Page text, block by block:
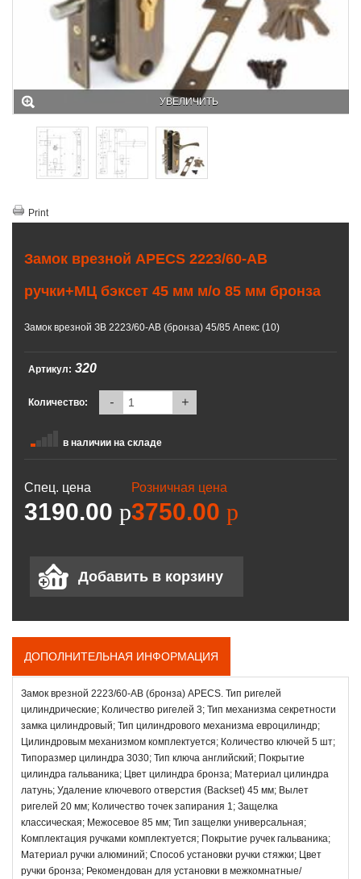
УВЕЛИЧИТЬ
Print
Замок врезной APECS 2223/60-AB
ручки+МЦ бэксет 45 мм м/о 85 мм бронза
Замок врезной ЗВ 2223/60-AB (бронза) 45/85 Апекс (10)
Артикул: 320
Количество: - +
в наличии на складе
Спец. цена
3190.00 p
Розничная цена
3750.00 p
ДОПОЛНИТЕЛЬНАЯ ИНФОРМАЦИЯ
Замок врезной 2223/60-АВ (бронза) APECS. Тип ригелей
цилиндрические; Количество ригелей 3; Тип механизма секретности
замка цилиндровый; Тип цилиндрового механизма евроцилиндр;
Цилиндровым механизмом комплектуется; Количество ключей 5 шт;
Типоразмер цилиндра 3030; Тип ключа английский; Покрытие
цилиндра гальваника; Цвет цилиндра бронза; Материал цилиндра
латунь; Удаление ключевого отверстия (Backset) 45 мм; Вылет
ригелей 20 мм; Количество точек запирания 1; Защелка
классическая; Межосевое 85 мм; Тип защелки универсальная;
Комплектация ручками комплектуется; Покрытие ручек гальваника;
Материал ручки алюминий; Способ установки ручки стяжки; Цвет
ручки бронза; Рекомендован для установки в межкомнатные/